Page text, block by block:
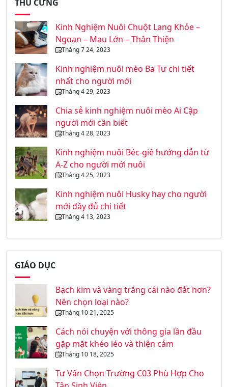
THÚ CƯNG
Kinh Nghiệm Nuôi Chuột Lang Khỏe –
Ngoan – Mau Lớn – Thân Thiện
Tháng 7 24, 2023
Kinh nghiệm nuôi mèo Ba Tư chi tiết
nhất cho người mới
Tháng 4 29, 2023
Chia sẻ kinh nghiệm nuôi mèo Ai Cập
người mới cần biết
Tháng 4 28, 2023
Kinh nghiệm nuôi Béc-giê hướng dẫn từ
A-Z cho người mới nuôi
Tháng 4 25, 2023
Kinh nghiệm nuôi Husky hay cho người
mới đầy đủ chi tiết
Tháng 4 13, 2023
GIÁO DỤC
Bạch kim và vàng trắng cái nào đắt hơn?
Nên chọn loại nào?
Tháng 10 21, 2025
Cách nói chuyện với thông gia lần đầu
gặp mặt khéo léo và thiện cảm
Tháng 10 18, 2025
Tư Vấn Chọn Trường C03 Phù Hợp Cho